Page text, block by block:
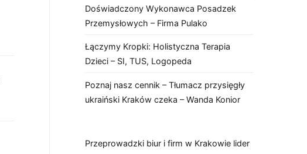
Doświadczony Wykonawca Posadzek
Przemysłowych – Firma Pulako
Łączymy Kropki: Holistyczna Terapia
Dzieci – SI, TUS, Logopeda
Poznaj nasz cennik – Tłumacz przysięgły
ukraiński Kraków czeka – Wanda Konior
Przeprowadzki biur i firm w Krakowie lider